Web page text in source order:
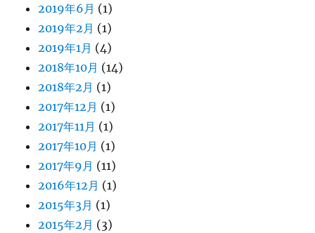
2019年6月 (1)
2019年2月 (1)
2019年1月 (4)
2018年10月 (14)
2018年2月 (1)
2017年12月 (1)
2017年11月 (1)
2017年10月 (1)
2017年9月 (11)
2016年12月 (1)
2015年3月 (1)
2015年2月 (3)